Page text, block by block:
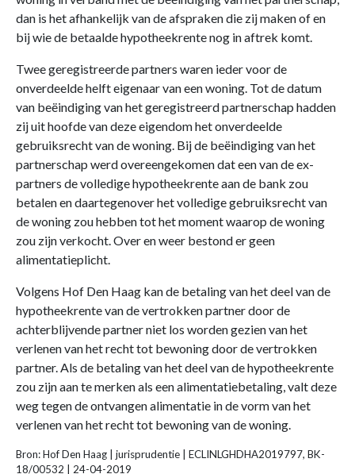
dan is het afhankelijk van de afspraken die zij maken of en
bij wie de betaalde hypotheekrente nog in aftrek komt.
Twee geregistreerde partners waren ieder voor de
onverdeelde helft eigenaar van een woning. Tot de datum
van beëindiging van het geregistreerd partnerschap hadden
zij uit hoofde van deze eigendom het onverdeelde
gebruiksrecht van de woning. Bij de beëindiging van het
partnerschap werd overeengekomen dat een van de ex-
partners de volledige hypotheekrente aan de bank zou
betalen en daartegenover het volledige gebruiksrecht van
de woning zou hebben tot het moment waarop de woning
zou zijn verkocht. Over en weer bestond er geen
alimentatieplicht.
Volgens Hof Den Haag kan de betaling van het deel van de
hypotheekrente van de vertrokken partner door de
achterblijvende partner niet los worden gezien van het
verlenen van het recht tot bewoning door de vertrokken
partner. Als de betaling van het deel van de hypotheekrente
zou zijn aan te merken als een alimentatiebetaling, valt deze
weg tegen de ontvangen alimentatie in de vorm van het
verlenen van het recht tot bewoning van de woning.
Bron: Hof Den Haag | jurisprudentie | ECLINLGHDHA2019797, BK-
18/00532 | 24-04-2019